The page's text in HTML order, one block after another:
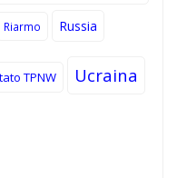
Riarmo Russia
TPNW Ucraina